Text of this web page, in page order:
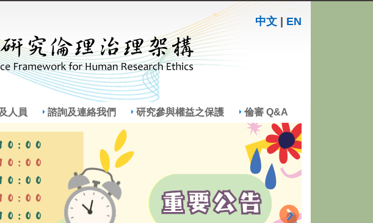
中文 EN
人員 諮詢及連絡我們 研究參與權益之保護 倫審 Q&A